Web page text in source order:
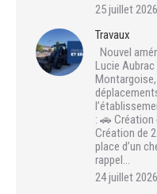
25 juillet 2026
Travaux
Nouvel
Lucie Aubrac
: 🚗
Création de
place d’un
rappel…
24 juillet 2026